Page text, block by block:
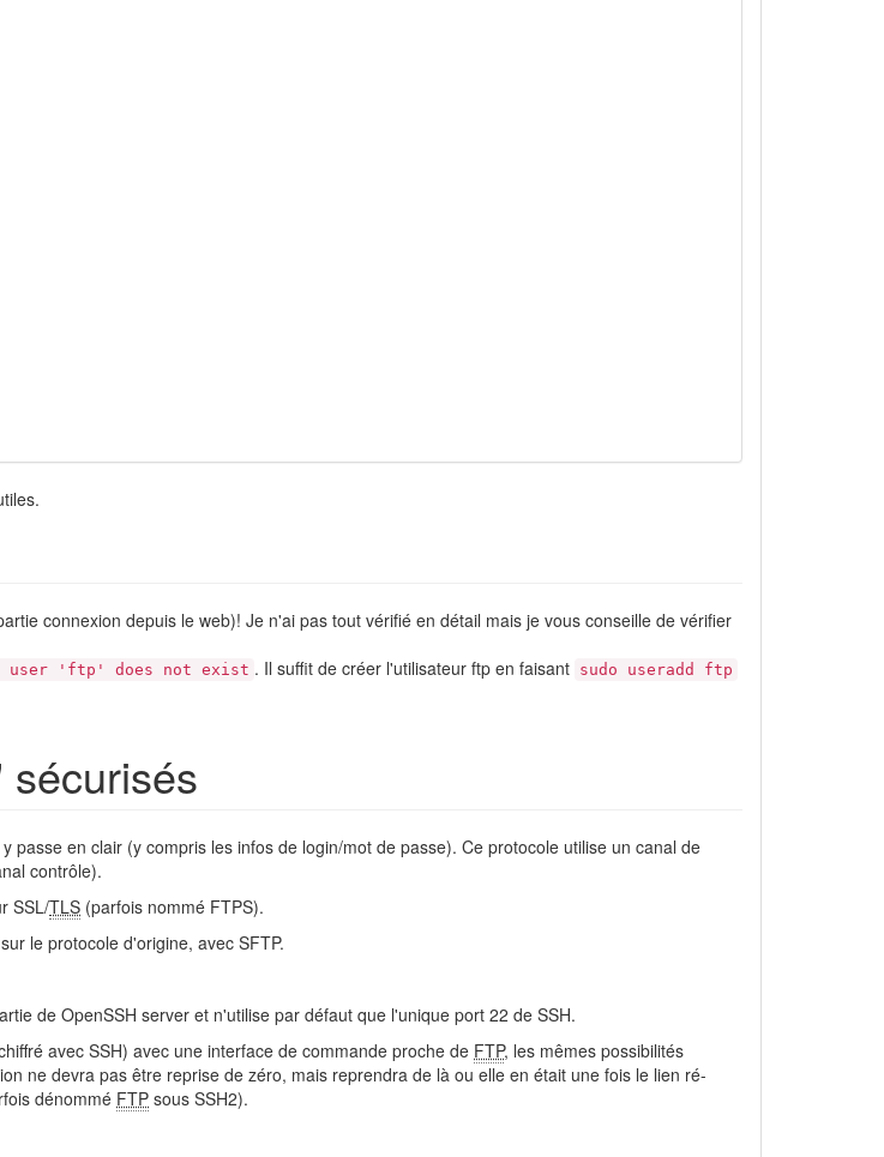
connexion depuis le web)! Je n'ai pas tout vérifié en détail mais je vous conseille de vérifier
user 'ftp' does not exist . Il suffit de créer l'utilisateur ftp en faisant sudo useradd ftp
sécurisés
passe en clair (y compris les infos de login/mot de passe). Ce protocole utilise un canal de
contrôle).
SSL/TLS (parfois nommé FTPS).
le protocole d'origine, avec SFTP.
de OpenSSH server et n'utilise par défaut que l'unique port 22 de SSH.
avec SSH) avec une interface de commande proche de FTP, les mêmes possibilités
ne devra pas être reprise de zéro, mais reprendra de là ou elle en était une fois le lien ré-
dénommé FTP sous SSH2).